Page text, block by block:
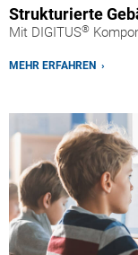
Strukturierte
Mit DIGITUS®
MEHR ERFAHREN ›